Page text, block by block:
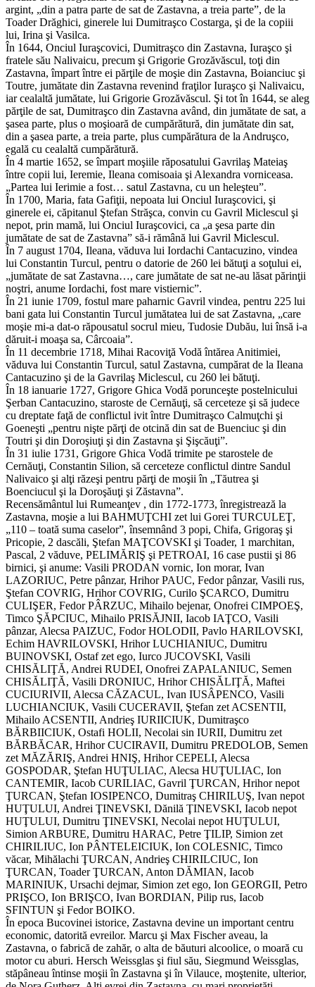
argint, „din a patra parte de sat de Zastavna, a treia parte”, de la
Toader Drăghici, ginerele lui Dumitraşco Costarga, şi de la copiii
lui, Irina şi Vasilca.
În 1644, Onciul Iuraşcovici, Dumitraşco din Zastavna, Iuraşco şi
fratele său Nalivaicu, precum şi Grigorie Grozăvăscul, toţi din
Zastavna, împart între ei părţile de moşie din Zastavna, Boianciuc şi
Toutre, jumătate din Zastavna revenind fraţilor Iuraşco şi Nalivaicu,
iar cealaltă jumătate, lui Grigorie Grozăvăscul. Şi tot în 1644, se aleg
părţile de sat, Dumitraşco din Zastavna având, din jumătate de sat, a
şasea parte, plus o moşioară de cumpărătură, din jumătate din sat,
din a şasea parte, a treia parte, plus cumpărătura de la Andruşco,
egală cu cealaltă cumpărătură.
În 4 martie 1652, se împart moşiile răposatului Gavrilaş Mateiaş
între copii lui, Ieremie, Ileana comisoaia şi Alexandra vorniceasa.
„Partea lui Ierimie a fost… satul Zastavna, cu un heleşteu”.
În 1700, Maria, fata Gafiţii, nepoata lui Onciul Iuraşcovici, şi
ginerele ei, căpitanul Ştefan Străşca, convin cu Gavril Miclescul şi
nepot, prin mamă, lui Onciul Iuraşcovici, ca „a şesa parte din
jumătate de sat de Zastavna” să-i rămână lui Gavril Miclescul.
În 7 august 1704, Ileana, văduva lui Iordachi Cantacuzino, vindea
lui Constantin Turcul, pentru o datorie de 260 lei bătuţi a soţului ei,
„jumătate de sat Zastavna…, care jumătate de sat ne-au lăsat părinţii
noştri, anume Iordachi, fost mare vistiernic”.
În 21 iunie 1709, fostul mare paharnic Gavril vindea, pentru 225 lui
bani gata lui Constantin Turcul jumătatea lui de sat Zastavna, „care
moşie mi-a dat-o răpousatul socrul mieu, Tudosie Dubău, lui însă i-a
dăruit-i moaşa sa, Cârcoaia”.
În 11 decembrie 1718, Mihai Racoviţă Vodă întărea Anitimiei,
văduva lui Constantin Turcul, satul Zastavna, cumpărat de la Ileana
Cantacuzino şi de la Gavrilaş Miclescul, cu 260 lei bătuţi.
În 18 ianuarie 1727, Grigore Ghica Vodă porunceşte postelnicului
Şerban Cantacuzino, staroste de Cernăuţi, să cerceteze şi să judece
cu dreptate faţă de conflictul ivit între Dumitraşco Calmuţchi şi
Goeneşti „pentru nişte părţi de otcină din sat de Buenciuc şi din
Toutri şi din Doroşiuţi şi din Zastavna şi Şişcăuţi”.
În 31 iulie 1731, Grigore Ghica Vodă trimite pe starostele de
Cernăuţi, Constantin Silion, să cerceteze conflictul dintre Sandul
Nalivaico şi alţi răzeşi pentru părţi de moşii în „Tăutrea şi
Boenciucul şi la Doroşăuţi şi Zăstavna”.
Recensământul lui Rumeanţev , din 1772-1773, înregistrează la
Zastavna, moşie a lui BAHMUŢCHI zet lui Gorei TURCULEŢ,
„110 – toată suma caselor”, însemnând 3 popi, Chifa, Grigoraş şi
Pricopie, 2 dascăli, Ştefan MAŢCOVSKI şi Toader, 1 marchitan,
Pascal, 2 văduve, PELIMĂRIŞ şi PETROAI, 16 case pustii şi 86
birnici, şi anume: Vasili PRODAN vornic, Ion morar, Ivan
LAZORIUC, Petre pânzar, Hrihor PAUC, Fedor pânzar, Vasili rus,
Ştefan COVRIG, Hrihor COVRIG, Curilo ŞCARCO, Dumitru
CULIŞER, Fedor PÂRZUC, Mihailo bejenar, Onofrei CIMPOEŞ,
Timco ŞĂPCIUC, Mihailo PRISĂJNII, Iacob IAŢCO, Vasili
pânzar, Alecsa PAIZUC, Fodor HOLODII, Pavlo HARILOVSKI,
Echim HAVRILOVSKI, Hrihor LUCHIANIUC, Dumitru
BUINOVSKI, Ostaf zet ego, Iurco JUCOVSKI, Vasili
CHISĂLIŢĂ, Andrei RUDEI, Onofrei ZAPALANIUC, Semen
CHISĂLIŢĂ, Vasili DRONIUC, Hrihor CHISĂLIŢĂ, Maftei
CUCIURIVII, Alecsa CĂZACUL, Ivan IUSÂPENCO, Vasili
LUCHIANCIUK, Vasili CUCERAVII, Ştefan zet ACSENTII,
Mihailo ACSENTII, Andrieş IURIICIUK, Dumitraşco
BĂRBIICIUK, Ostafi HOLII, Necolai sin IURII, Dumitru zet
BĂRBĂCAR, Hrihor CUCIRAVII, Dumitru PREDOLOB, Semen
zet MĂZĂRIŞ, Andrei HNIŞ, Hrihor CEPELI, Alecsa
GOSPODAR, Ştefan HUŢULIAC, Alecsa HUŢULIAC, Ion
CANTEMIR, Iacob CURILIAC, Gavril ŢURCAN, Hrihor nepot
ŢURCAN, Ştefan IOSIPENCO, Dumitraş CHIRILUŞ, Ivan nepot
HUŢULUI, Andrei ŢINEVSKI, Dănilă ŢINEVSKI, Iacob nepot
HUŢULUI, Dumitru ŢINEVSKI, Necolai nepot HUŢULUI,
Simion ARBURE, Dumitru HARAC, Petre ŢILIP, Simion zet
CHIRILIUC, Ion PÂNTELEICIUK, Ion COLESNIC, Timco
văcar, Mihălachi ŢURCAN, Andrieş CHIRILCIUC, Ion
ŢURCAN, Toader ŢURCAN, Anton DĂMIAN, Iacob
MARINIUK, Ursachi dejmar, Simion zet ego, Ion GEORGII, Petro
PRIŞCO, Ion BRIŞCO, Ivan BORDIAN, Pilip rus, Iacob
SFINTUN şi Fedor BOIKO.
În epoca Bucovinei istorice, Zastavna devine un important centru
economic, datorită evreilor. Marcu şi Max Fischer aveau, la
Zastavna, o fabrică de zahăr, o alta de băuturi alcoolice, o moară cu
motor cu aburi. Hersch Weissglas şi fiul său, Siegmund Weissglas,
stăpâneau întinse moşii în Zastavna şi în Vilauce, moştenite, ulterior,